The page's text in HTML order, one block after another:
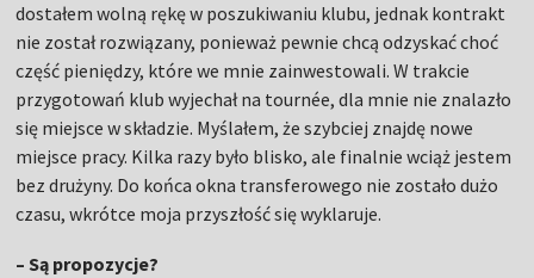
dostałem wolną rękę w poszukiwaniu klubu, jednak kontrakt
nie został rozwiązany, ponieważ pewnie chcą odzyskać choć
część pieniędzy, które we mnie zainwestowali. W trakcie
przygotowań klub wyjechał na tournée, dla mnie nie znalazło
się miejsce w składzie. Myślałem, że szybciej znajdę nowe
miejsce pracy. Kilka razy było blisko, ale finalnie wciąż jestem
bez drużyny. Do końca okna transferowego nie zostało dużo
czasu, wkrótce moja przyszłość się wyklaruje.
– Są propozycje?